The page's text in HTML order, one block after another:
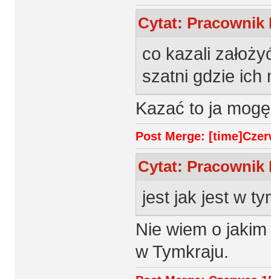
Cytat: Pracownik
co kazali
szatni gdzie ich
Kazać to ja
Post Merge:
Cytat: Pracownik
jest jak jest w
Nie wiem o
w Tymkraju.